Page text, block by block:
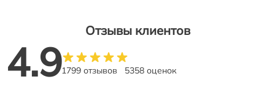
Отзывы клиентов
4.91799 отзывов 5358 оценок